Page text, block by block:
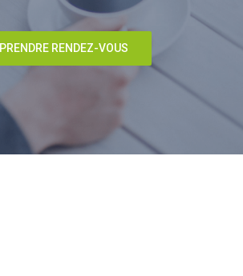
PRENDRE RENDEZ-VOUS